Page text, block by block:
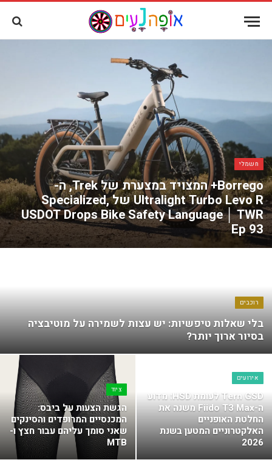
לִנְגִישׁוּת
חשמלי
Borrego+ המצויד במצערת של Trek, ה-
Ultralight Turbo Levo R של Specialized,
USDOT Drops Bike Safety Language │ TWR
Ep 93
רוכבים
בלי שאלות טיפשיות: יש עצות לשמירה על מוטיבציה
בסיור ארוך יותר?
אירועים
Tern GSD לעומת HSD: מדוע
ה-Fiido T3 Max משנה את
החלטת האופניים
האלקטרוניים המטען בשנת
2026
ציוד
הגשת הצעות על ביבס:
המכנסיים המרופדים והסינקים
שאני סומך עליהם עבור חצץ ו-
MTB